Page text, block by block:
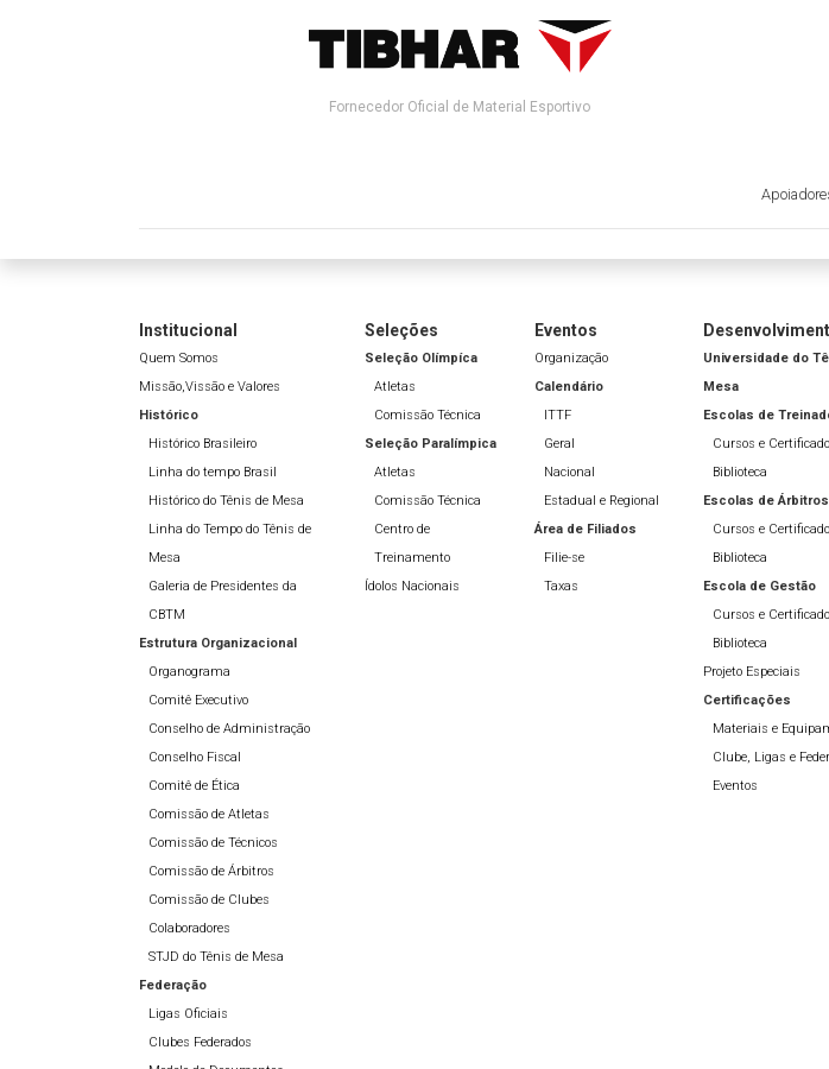
Fornecedor Oficial de Material Esportivo
Institucional
Quem Somos
Missão,Vissão e Valores
Histórico
Histórico Brasileiro
Linha do tempo Brasil
Histórico do Tênis de Mesa
Linha do Tempo do Tênis de
Mesa
Galeria de Presidentes da
CBTM
Estrutura Organizacional
Organograma
Comitê Executivo
Conselho de Administração
Conselho Fiscal
Comitê de Ética
Comissão de Atletas
Comissão de Técnicos
Comissão de Árbitros
Comissão de Clubes
Colaboradores
STJD do Tênis de Mesa
Federação
Ligas Oficiais
Clubes Federados
Seleções
Seleção Olímpíca
Atletas
Comissão Técnica
Seleção Paralímpica
Atletas
Comissão Técnica
Centro de
Treinamento
Ídolos Nacionais
Eventos
Organização
Calendário
ITTF
Geral
Nacional
Estadual e Regional
Área de Filiados
Filie-se
Taxas
Universidade do
Mesa
Escolas de
Cursos e
Biblioteca
Escolas de
Cursos e
Biblioteca
Escola de Gestão
Cursos e
Biblioteca
Projeto Especiais
Certificações
Materiais e
Clube, Ligas e
Eventos